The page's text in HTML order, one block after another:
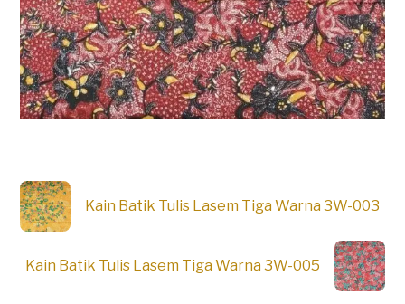
Kain Batik Tulis Lasem Tiga Warna 3W-003
Kain Batik Tulis Lasem Tiga Warna 3W-005